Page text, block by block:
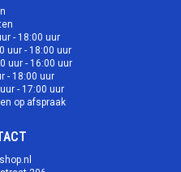
- 18:00 uur
uur - 18:00 uur
uur - 16:00 uur
- 18:00 uur
- 17:00 uur
op afspraak